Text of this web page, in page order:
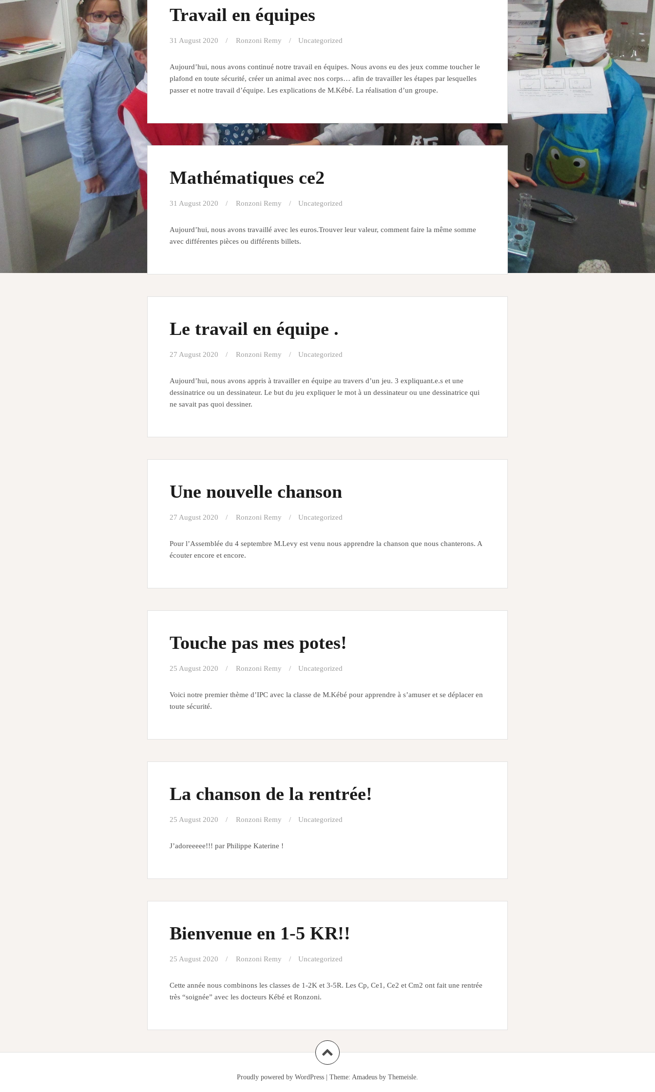
Travail en équipes
31 August 2020 Ronzoni Remy Uncategorized
Aujourd’hui, nous avons continué notre travail en équipes. Nous avons eu des jeux comme toucher le
plafond en toute sécurité, créer un animal avec nos corps… afin de travailler les étapes par lesquelles
passer et notre travail d’équipe. Les explications de M.Kébé. La réalisation d’un groupe.
Mathématiques ce2
31 August 2020 Ronzoni Remy Uncategorized
Aujourd’hui, nous avons travaillé avec les euros.Trouver leur valeur, comment faire la même somme
avec différentes pièces ou différents billets.
Le travail en équipe .
27 August 2020 Ronzoni Remy Uncategorized
Aujourd’hui, nous avons appris à travailler en équipe au travers d’un jeu. 3 expliquant.e.s et une
dessinatrice ou un dessinateur. Le but du jeu expliquer le mot à un dessinateur ou une dessinatrice qui
ne savait pas quoi dessiner.
Une nouvelle chanson
27 August 2020 Ronzoni Remy Uncategorized
Pour l’Assemblée du 4 septembre M.Levy est venu nous apprendre la chanson que nous chanterons. A
écouter encore et encore.
Touche pas mes potes!
25 August 2020 Ronzoni Remy Uncategorized
Voici notre premier thème d’IPC avec la classe de M.Kébé pour apprendre à s’amuser et se déplacer en
toute sécurité.
La chanson de la rentrée!
25 August 2020 Ronzoni Remy Uncategorized
J’adoreeeee!!! par Philippe Katerine !
Bienvenue en 1-5 KR!!
25 August 2020 Ronzoni Remy Uncategorized
Cette année nous combinons les classes de 1-2K et 3-5R. Les Cp, Ce1, Ce2 et Cm2 ont fait une rentrée
très “soignée” avec les docteurs Kébé et Ronzoni.
Proudly powered by WordPress Theme: Amadeus by Themeisle.